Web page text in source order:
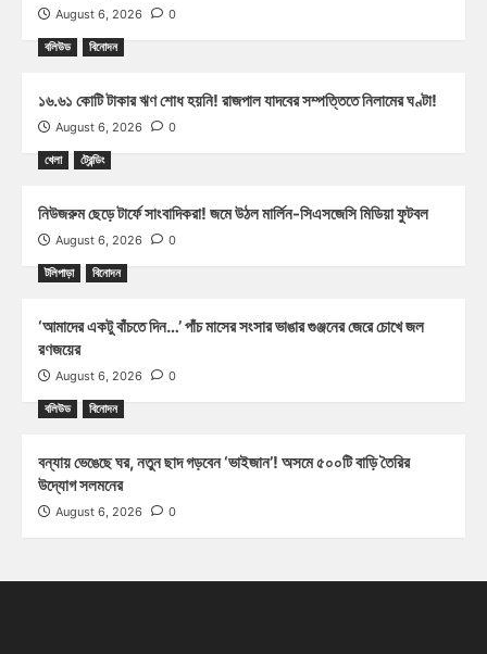
August 6, 2026 0
বলিউড বিনোদন
১৬.৬১ কোটি টাকার ঋণ শোধ হয়নি! রাজপাল যাদবের সম্পত্তিতে নিলামের ঘণ্টা!
August 6, 2026 0
খেলা ট্রেন্ডিং
নিউজরুম ছেড়ে টার্ফে সাংবাদিকরা! জমে উঠল মার্লিন-সিএসজেসি মিডিয়া ফুটবল
August 6, 2026 0
টলিপাড়া বিনোদন
‘আমাদের একটু বাঁচতে দিন…’ পাঁচ মাসের সংসার ভাঙার গুঞ্জনের জেরে চোখে জল
রণজয়ের
August 6, 2026 0
বলিউড বিনোদন
বন্যায় ভেঙেছে ঘর, নতুন ছাদ গড়বেন ‘ভাইজান’! অসমে ৫০০টি বাড়ি তৈরির
উদ্যোগ সলমনের
August 6, 2026 0